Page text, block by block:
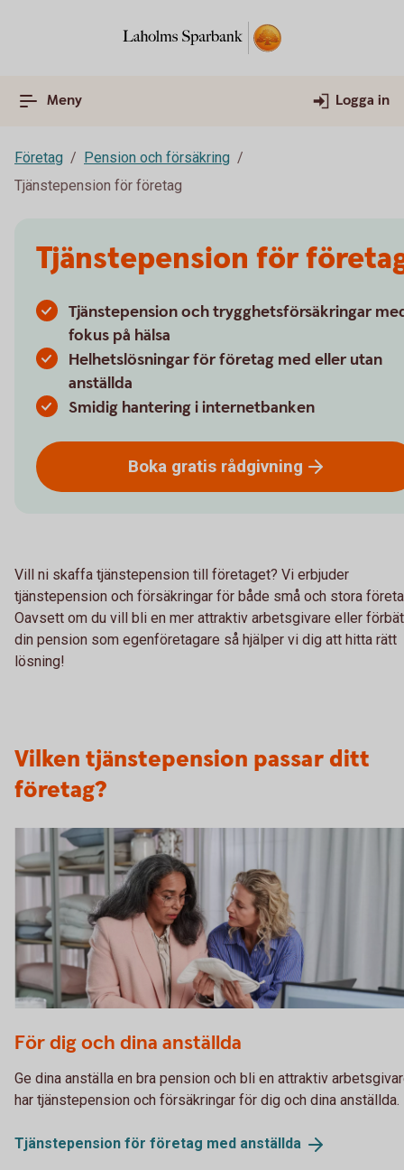
Meny Logga in
Företag
Pension och försäkring
Tjänstepension för företag
Tjänstepension för
Tjänstepension och trygghetsförsäkringar
fokus på hälsa
Helhetslösningar för företag med eller utan
anställda
Smidig hantering i internetbanken
Boka gratis rådgivning
Vill ni skaffa tjänstepension till företaget? Vi erbjuder
tjänstepension och försäkringar för både små och stora
Oavsett om du vill bli en mer attraktiv arbetsgivare eller
din pension som egenföretagare så hjälper vi dig att hitta rätt
lösning!
Vilken tjänstepension passar ditt
företag?
För dig och dina anställda
Ge dina anställa en bra pension och bli en attraktiv
har tjänstepension och försäkringar för dig och dina anställda.
Tjänstepension för företag med anställda